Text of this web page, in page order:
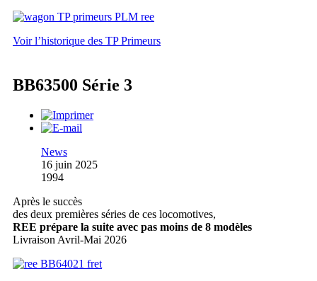
Voir l’historique des TP Primeurs
BB63500 Série 3
News
16 juin 2025
1994
Après le succès
des deux premières séries de ces locomotives,
REE prépare la suite avec pas moins de 8 modèles
Livraison Avril-Mai 2026